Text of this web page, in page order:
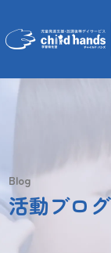
活動ブログ
Blog